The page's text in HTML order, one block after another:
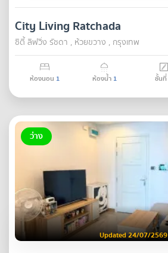
City Living Ratchada
ซิตี้ ลิฟวิ่ง รัชดา , ห้วยขวาง , กรุงเทพ
ห้องนอน 1 ห้องน้ำ 1 ชั้นที่
ว่าง
Updated 24/07/2569